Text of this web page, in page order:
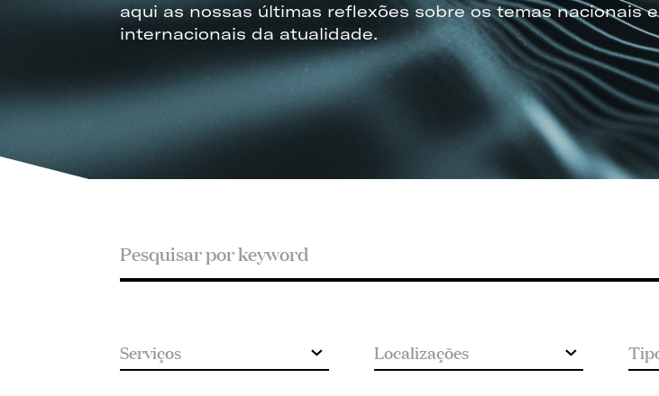
aqui as nossas últimas reflexões sobre os temas nacionais e
internacionais da atualidade.
Pesquisar
por